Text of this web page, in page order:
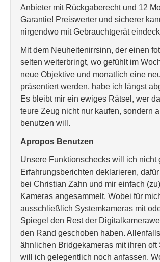
Anbieter mit Rückgaberecht und 12
Garantie! Preiswerter und sicherer
nirgendwo mit Gebrauchtgerät
Mit dem Neuheitenirrsinn, der einen
selten weiterbringt, wo gefühlt im
neue Objektive und monatlich eine
präsentiert werden, habe ich längst
Es bleibt mir ein ewiges Rätsel, wer
teure Zeug nicht nur kaufen, sondern
benutzen will.
Apropos Benutzen
Unsere Funktionschecks will ich nicht
Erfahrungsberichten deklarieren,
bei Christian Zahn und mir einfach
Kameras angesammelt. Wobei für
ausschließlich Systemkameras mit
Spiegel den Rest der
den Rand geschoben haben.
ähnlichen Bridgekameras mit ihren oft
will ich gelegentlich noch anfassen.